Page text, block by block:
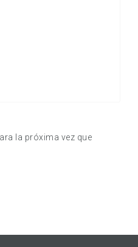
la próxima vez que